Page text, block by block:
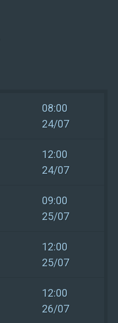
08:00
24/07
12:00
24/07
09:00
25/07
12:00
25/07
12:00
26/07